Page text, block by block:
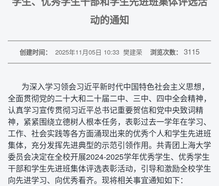
动的通知
创建时间： 2025年11月05日 10:33 樊建荣 浏览次数： 3115
为深入学习领会习近平新时代中国特色社会主义思想，
全面贯彻党的二十大和二十届二中、三中、四中全会精神，
认真学习宣传贯彻习近平总书记重要贺信和党中央致词精
神，紧紧围绕立德树人根本任务，表彰过去一学年在学习、
工作、社会实践等各方面涌现出来的优秀个人和学生先进班
集体，充分发挥先进典型的示范引领作用。共青团上海大学
委员会决定在全校开展2024-2025学年优秀学生、优秀学生
干部和学生先进班集体评选表彰活动，引导和激励全校学生
向先进学习、向优秀看齐。现将相关事宜通知如下：